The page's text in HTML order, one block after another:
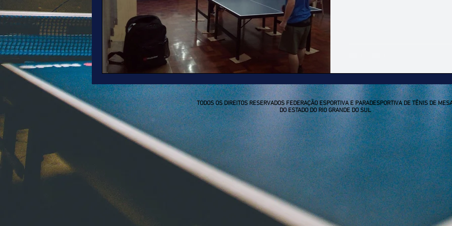
TODOS OS DIREITOS RESERVADOS FEDERAÇÃO ESPORTIVA E PARADESPORTIVA DE TÊNIS DE
DO ESTADO DO RIO GRANDE DO SUL